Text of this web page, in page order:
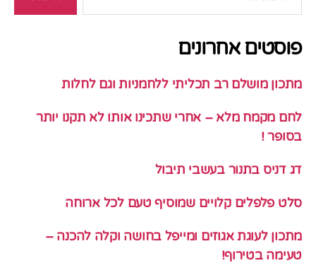
פוסטים אחרונים
מתכון מושלם רב תכליתי ללחמניות וגם לחלות
לחם מקמח מלא – אחרי שתכינו אותו לא תקנו יותר
בסופר !
דג דניס בתנור בעשבי תיבול
סלט פלפלים קלויים שמוסיף טעם לכל ארוחה
מתכון לעוגת אגוזים ומייפל בחושה וקלה להכנה –
טעימה בטירוף!